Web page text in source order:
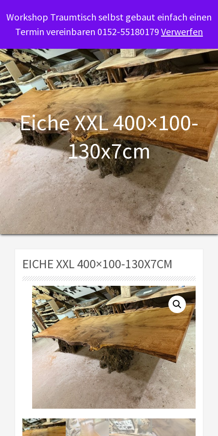
Eiche XXL 400×100-
130x7cm
EICHE XXL 400×100-130X7CM
Workshop Traumtisch selbst gebaut einfach einen
Termin vereinbaren 0152-55180179 Verwerfen